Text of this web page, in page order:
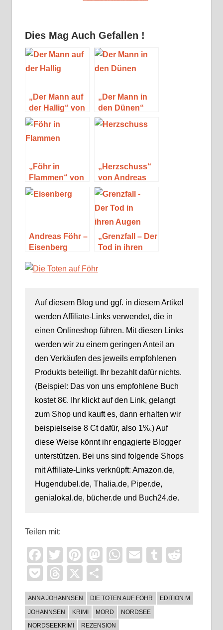
Dies Mag Auch Gefallen !
„Der Mann auf
der Hallig“ von
Anna
Johannsen
„Der Mann in
den Dünen“
von Anna
Johannsen
„Föhr in
Flammen“ von
Eva-Maria
Silber
„Herzschuss“
von Andreas
Föhr
Andreas Föhr –
Eisenberg
„Grenzfall – Der
Tod in ihren
Anna
Auf diesem Blog und ggf. in diesem Artikel
werden Affiliate-Links verwendet, die in
einen Onlineshop führen. Mit diesen Links
werden wir zu einem geringen Anteil an
den Verkäufen des jeweils empfohlenen
Produkts beteiligt. Ihr bezahlt dafür nichts.
(Beispiel: Das von uns empfohlene Buch
kostet 8€. Ihr klickt auf den Link, gelangt
zum Shop und kauft es, dann erhalten wir
beispielseise 8 Ct dafür, also 1%.) Auf
diese Weise könnt ihr engagierte Blogger
unterstützen. Bei uns sind folgende Shops
mit Affiliate-Links verknüpft: Amazon.de,
Hugendubel.de, Thalia.de, Piper.de,
genialokal.de, bücher.de und Buch24.de.
Teilen mit:
Facebook
TwitterPinterest
Mastodon
WhatsApp
EmailTumblr
PocketThreads
X
ANNA JOHANNSEN DIE TOTEN AUF FÖHR
EDITION M
JOHANNSEN
KRIMI MORD
NORDSEE
NORDSEEKRIMI
REZENSION